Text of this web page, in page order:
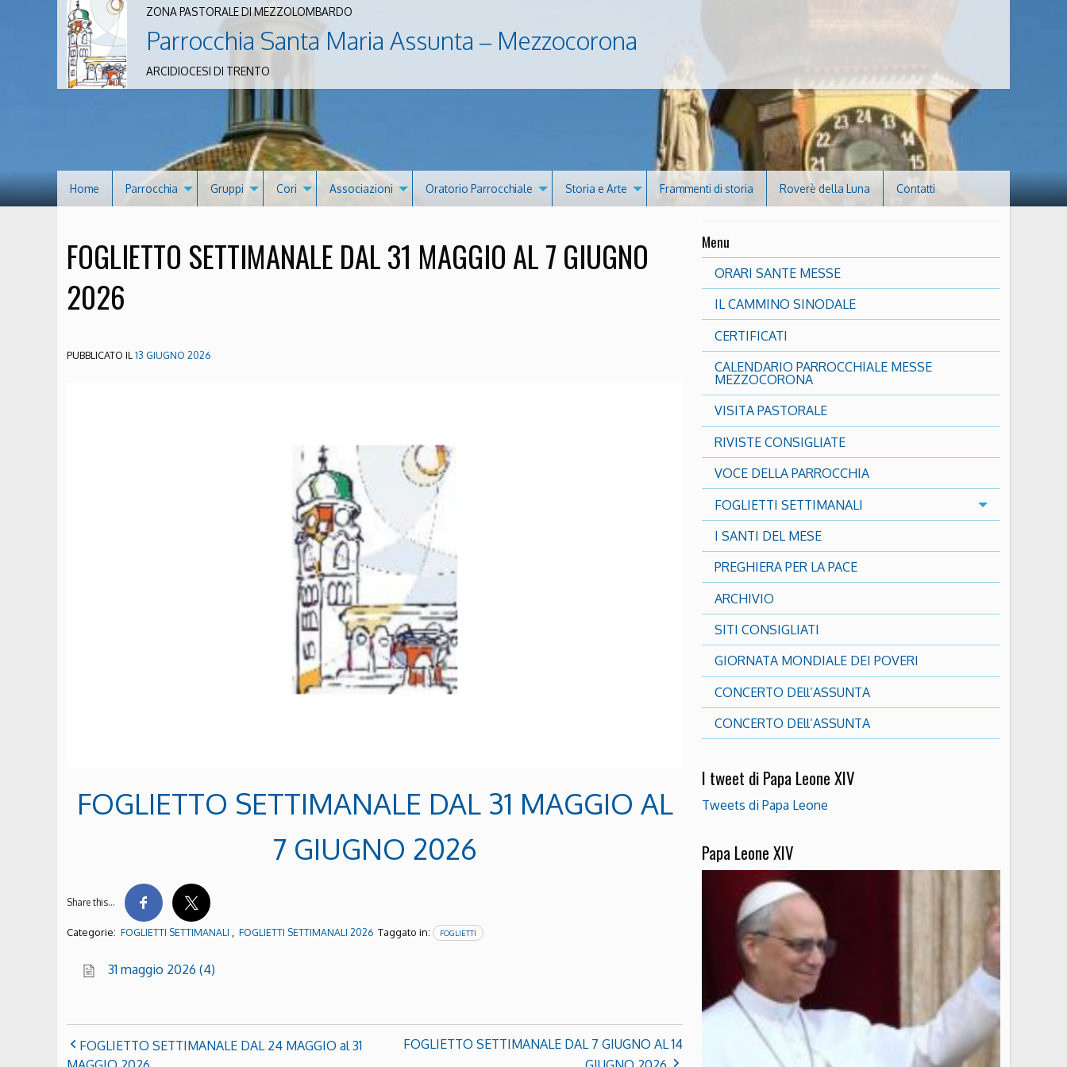
ZONA PASTORALE DI MEZZOLOMBARDO
Parrocchia Santa Maria Assunta – Mezzocorona
ARCIDIOCESI DI TRENTO
Home Parrocchia Gruppi Cori Associazioni Oratorio Parrocchiale Storia e Arte Frammenti di storia Roverè della Luna Contatti
FOGLIETTO SETTIMANALE DAL 31 MAGGIO AL 7 GIUGNO
2026
PUBBLICATO IL13 GIUGNO 2026
FOGLIETTO SETTIMANALE DAL 31 MAGGIO AL
7 GIUGNO 2026
Share this…
Categorie: FOGLIETTI SETTIMANALI , FOGLIETTI SETTIMANALI 2026 Taggato in: FOGLIETTI
31 maggio 2026 (4)
FOGLIETTO SETTIMANALE DAL 24 MAGGIO al 31
FOGLIETTO SETTIMANALE DAL 7 GIUGNO AL 14
Menu
ORARI SANTE MESSE
IL CAMMINO SINODALE
CERTIFICATI
CALENDARIO PARROCCHIALE MESSE
MEZZOCORONA
VISITA PASTORALE
RIVISTE CONSIGLIATE
VOCE DELLA PARROCCHIA
FOGLIETTI SETTIMANALI
I SANTI DEL MESE
PREGHIERA PER LA PACE
ARCHIVIO
SITI CONSIGLIATI
GIORNATA MONDIALE DEI POVERI
CONCERTO DEll’ASSUNTA
CONCERTO DEll’ASSUNTA
I tweet di Papa Leone XIV
Tweets di Papa Leone
Papa Leone XIV